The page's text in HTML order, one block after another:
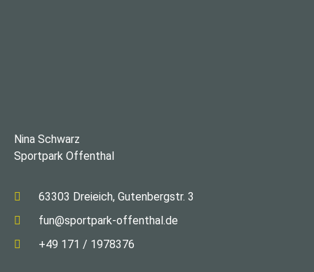
Nina Schwarz
Sportpark Offenthal
63303 Dreieich, Gutenbergstr. 3
fun@sportpark-offenthal.de
+49 171 / 1978376